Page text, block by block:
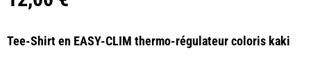
Tee-Shirt en EASY-CLIM thermo-régulateur coloris kaki